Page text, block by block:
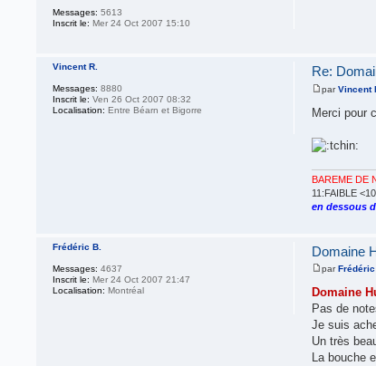
Messages: 5613
Inscrit le: Mer 24 Oct 2007 15:10
Re:
parVincent
Merci pour
BAREME DE
11:FAIBLE
en dessous
Vincent R.
Messages: 8880
Inscrit le: Ven 26 Oct 2007 08:32
Localisation: Entre Béarn et Bigorre
Domaine
parFrédéric
Domaine
Pas de
Je suis
Un très
La bouche
Frédéric B.
Messages: 4637
Inscrit le: Mer 24 Oct 2007 21:47
Localisation: Montréal